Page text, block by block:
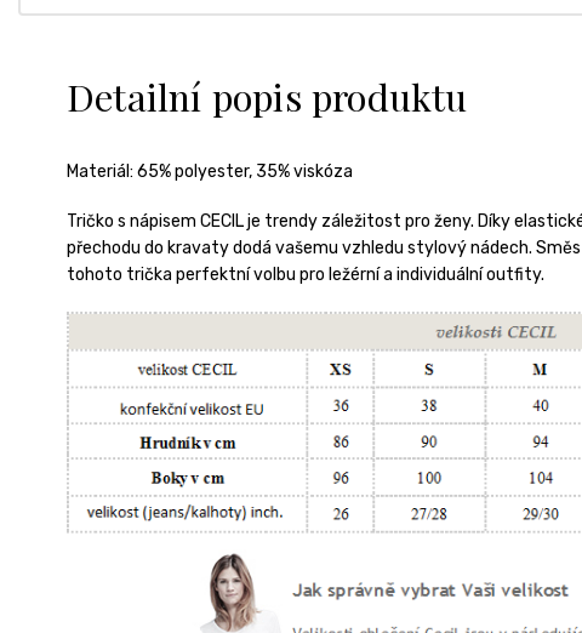
Detailní popis produktu
Materiál: 65% polyester, 35% viskóza
Tričko s nápisem CECIL je trendy záležitost pro ženy. Díky
přechodu do kravaty dodá vašemu vzhledu stylový nádech.
tohoto trička perfektní volbu pro ležérní a individuální outfity.